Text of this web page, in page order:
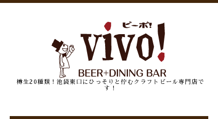
樽生20種類！池袋東口にひっそりと佇むクラフトビール専門店で
す！